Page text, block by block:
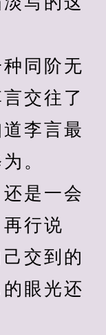
同阶无
交往了
李言最
。
是一会
行说
交到的
眼光还